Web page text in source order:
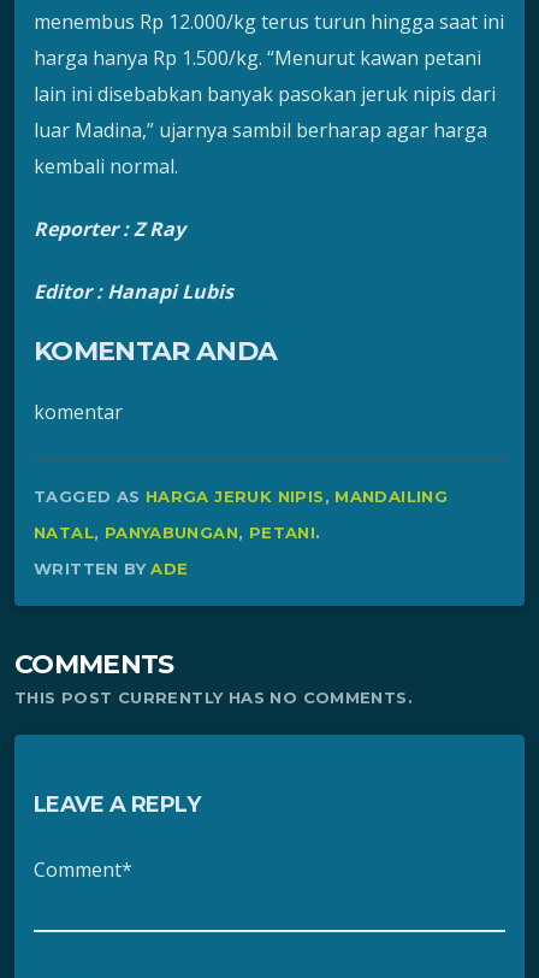
menembus Rp 12.000/kg terus turun hingga saat ini
harga hanya Rp 1.500/kg. “Menurut kawan petani
lain ini disebabkan banyak pasokan jeruk nipis dari
luar Madina,” ujarnya sambil berharap agar harga
kembali normal.
Reporter :Z Ray
Editor : Hanapi Lubis
KOMENTAR ANDA
komentar
TAGGED AS HARGA JERUK NIPIS, MANDAILING
NATAL, PANYABUNGAN, PETANI.
WRITTEN BYADE
COMMENTS
THIS POST CURRENTLY HAS NO COMMENTS.
LEAVE A REPLY
Comment*